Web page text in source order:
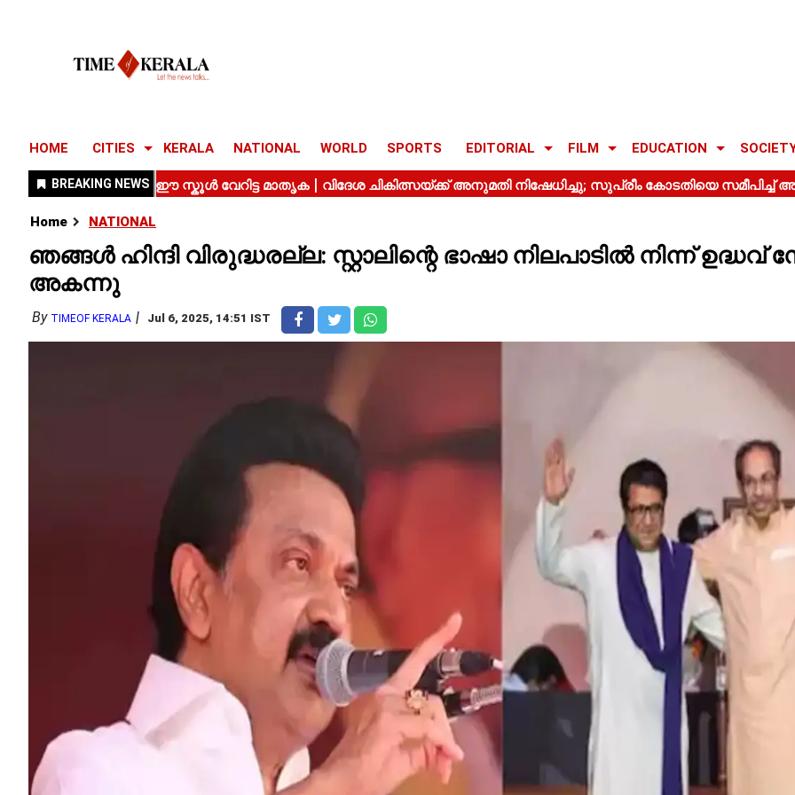
HOME CITIES KERALA NATIONAL WORLD SPORTS EDITORIAL FILM EDUCATION
Home NATIONAL
ഞങ്ങൾ ഹിന്ദി വിരുദ്ധരല്ല: സ്റ്റാലിന്റെ ഭാഷാ നിലപാടിൽ നിന്ന് ഉദ്ധവ്
അകന്നു
By TIMEOF KERALA Jul 6, 2025, 14:51 IST